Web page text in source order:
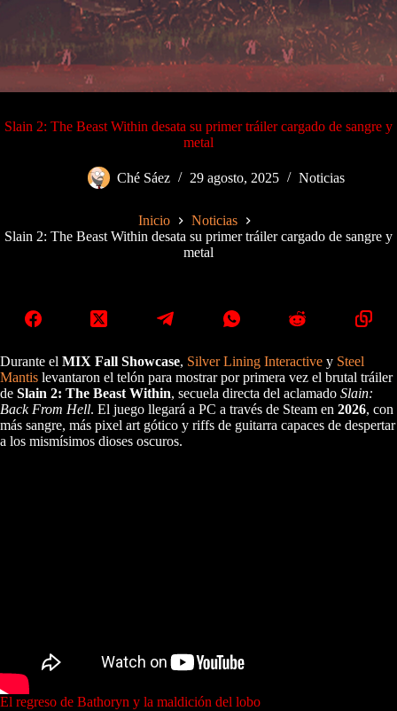
Slain 2: The Beast Within desata su primer tráiler cargado de sangre y
metal
Ché Sáez 29 agosto, 2025 Noticias
Inicio
Noticias
Slain 2: The Beast Within desata su primer tráiler cargado de sangre y
metal
Durante el MIX Fall Showcase, Silver Lining Interactive y Steel
Mantis levantaron el telón para mostrar por primera vez el brutal tráiler
de Slain 2: The Beast Within, secuela directa del aclamado Slain:
Back From Hell. El juego llegará a PC a través de Steam en 2026, con
más sangre, más pixel art gótico y riffs de guitarra capaces de despertar
a los mismísimos dioses oscuros.
El regreso de Bathoryn y la maldición del lobo